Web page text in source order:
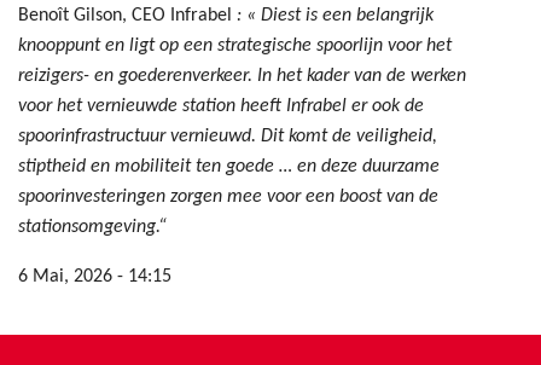
Benoît Gilson, CEO Infrabel : « Diest is een belangrijk
knooppunt en ligt op een strategische spoorlijn voor het
reizigers- en goederenverkeer. In het kader van de werken
voor het vernieuwde station heeft Infrabel er ook de
spoorinfrastructuur vernieuwd. Dit komt de veiligheid,
stiptheid en mobiliteit ten goede … en deze duurzame
spoorinvesteringen zorgen mee voor een boost van de
stationsomgeving.“
6 Mai, 2026 - 14:15